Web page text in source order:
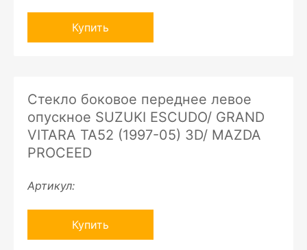
Купить
Стекло боковое переднее левое
опускное SUZUKI ESCUDO/ GRAND
VITARA TA52 (1997-05) 3D/ MAZDA
PROCEED
Артикул:
Купить